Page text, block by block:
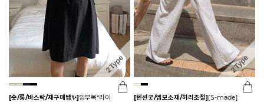
[숏/롱/바스락/재구매템✨]임부복*라이
[텐션굿/엠보소재/허리조절][S-made]